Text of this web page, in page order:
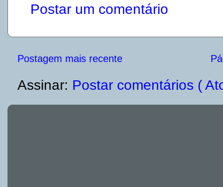
Postar um comentário
Postagem mais recente
Assinar: Postar comentários (